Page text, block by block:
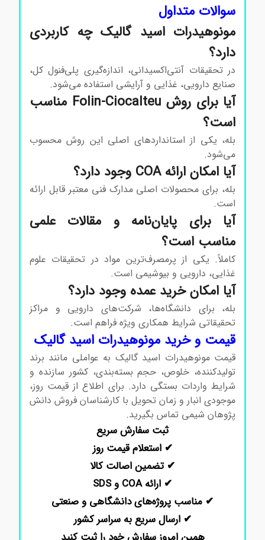
سوالات متداول
مونوهیدرات اسید گالیک چه کاربردی
دارد؟
در تحقیقات آنتی‌اکسیدانی، اندازه‌گیری پلی‌فنول کل،
صنایع دارویی، غذایی و آرایشی استفاده می‌شود.
آیا برای روش Folin-Ciocalteu مناسب
است؟
بله، یکی از استانداردهای اصلی این روش محسوب
می‌شود.
آیا امکان ارائه COA وجود دارد؟
بله، برای محصولات اصلی مدارک فنی معتبر قابل ارائه
است.
آیا برای پایان‌نامه و مقالات علمی
مناسب است؟
کاملاً. یکی از پرمصرف‌ترین مواد در تحقیقات علوم
غذایی، دارویی و بیوشیمی است.
آیا امکان خرید عمده وجود دارد؟
بله، برای دانشگاه‌ها، شرکت‌های دارویی و مراکز
تحقیقاتی شرایط همکاری ویژه فراهم است.
قیمت و خرید مونوهیدرات اسید گالیک
قیمت مونوهیدرات اسید گالیک به عواملی مانند برند
تولیدکننده، خلوص، حجم بسته‌بندی، کشور سازنده و
شرایط واردات بستگی دارد. برای اطلاع از قیمت روز،
موجودی انبار و زمان تحویل با کارشناسان فروش دانش
پژوهان شیمی تماس بگیرید.
ثبت سفارش سریع
✔ استعلام قیمت روز
✔ تضمین اصالت کالا
✔ ارائه COA و SDS
✔ مناسب پروژه‌های دانشگاهی و صنعتی
✔ ارسال سریع به سراسر کشور